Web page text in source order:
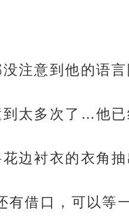
注意到他的语言
太多次了…他已
边衬衣的衣角
有借口，可以等